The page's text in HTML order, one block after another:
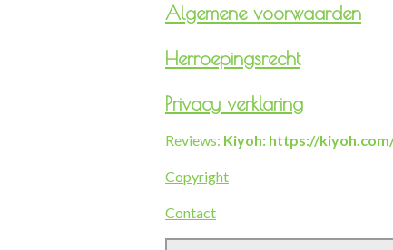
Algemene voorwaarden
Herroepingsrecht
Privacy verklaring
Reviews: Kiyoh: https://
Copyright
Contact